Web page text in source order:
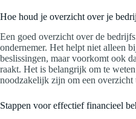
Hoe houd je overzicht over je
Een goed overzicht over de
ondernemer. Het helpt niet alleen
beslissingen, maar voorkomt ook
raakt. Het is belangrijk om te
noodzakelijk zijn om een overzicht
Stappen voor effectief financieel